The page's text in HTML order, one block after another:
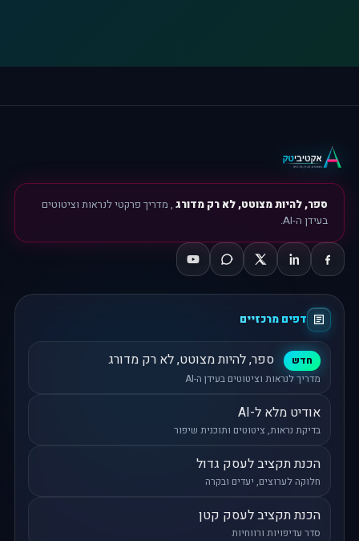
ספר, להיות מצוטט, לא רק מדורג , מדריך פרקטי לנראות וציטוטים
בעידן ה-AI.
דפים מרכזיים
חדש ספר, להיות מצוטט, לא רק מדורג
מדריך לנראות וציטוטים בעידן ה-AI
אודיט מלא ל-AI
בדיקת נראות, ציטוטים ותוכנית שיפור
הכנת תקציב לעסק גדול
חלוקה לערוצים, יעדים ובקרה
הכנת תקציב לעסק קטן
סדר עדיפויות ורווחיות